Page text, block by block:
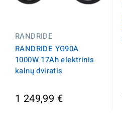
RANDRIDE
RANDRIDE YG90A
1000W 17Ah elektrinis
kalnų dviratis
1 249,99 €